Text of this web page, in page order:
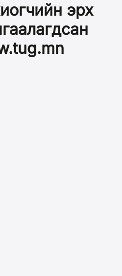
эрх